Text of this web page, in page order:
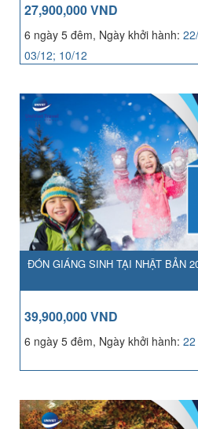
27,900,000 VND
6 ngày 5 đêm, Ngày khởi hành:
03/12; 10/12
ĐÓN GIÁNG SINH TẠI NHẬT BẢN
39,900,000 VND
6 ngày 5 đêm, Ngày khởi hành: